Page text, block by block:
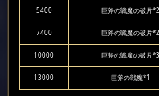
5400 巨斧の戦魔の破片*2
7400 巨斧の戦魔の破片*2
10000 巨斧の戦魔の破片*3
13000 巨斧の戦魔*1